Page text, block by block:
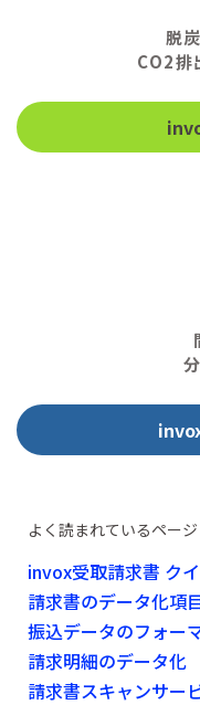
脱
CO2排
よく読まれているページ
invox受取請求書 ク
請求書のデータ化項
振込データのフォー
請求明細のデータ化
請求書スキャンサー